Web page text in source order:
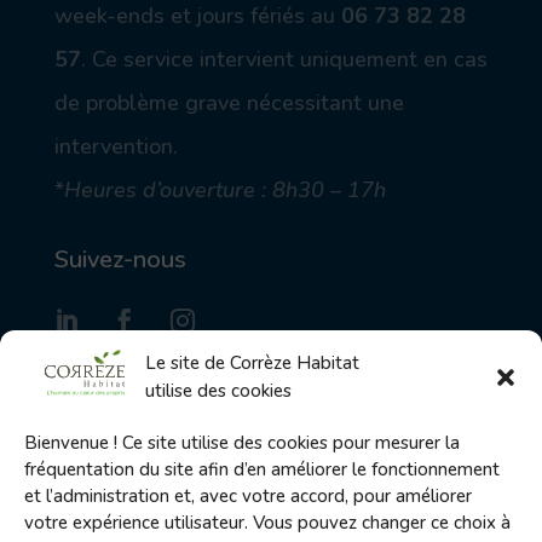
Le site de Corrèze Habitat
utilise des cookies
Bienvenue ! Ce site utilise des cookies pour mesurer la
fréquentation du site afin d’en améliorer le fonctionnement
et l’administration et, avec votre accord, pour améliorer
votre expérience utilisateur. Vous pouvez changer ce choix à
week-ends et jours fériés au 06 73 82 28
57. Ce service intervient uniquement en cas
de problème grave nécessitant une
intervention.
*Heures d’ouverture : 8h30 – 17h
Suivez-nous
S'inscrire à la Gazette des locataires
Envoyer